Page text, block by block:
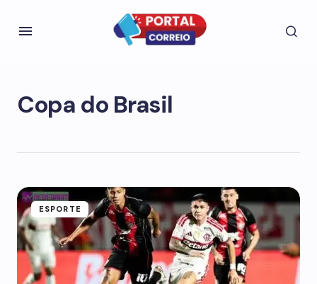
Copa do Brasil
ESPORTE